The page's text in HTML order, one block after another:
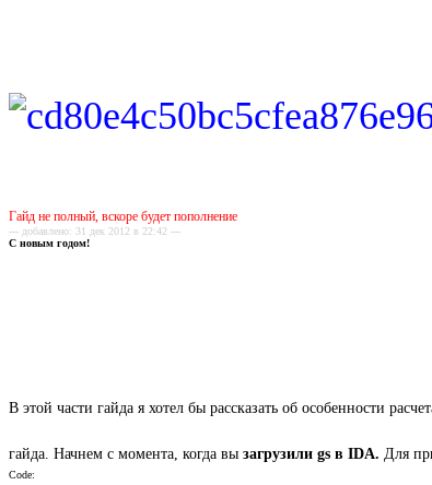
Гайд не полный, вскоре будет пополнение
--- добавлено: 31 дек 2012 в 22:42 ---
С новым годом!
В этой части гайда я хотел бы рассказать об особенности
гайда. Начнем с момента, когда вы загрузили gs в IDA. Для
Code: